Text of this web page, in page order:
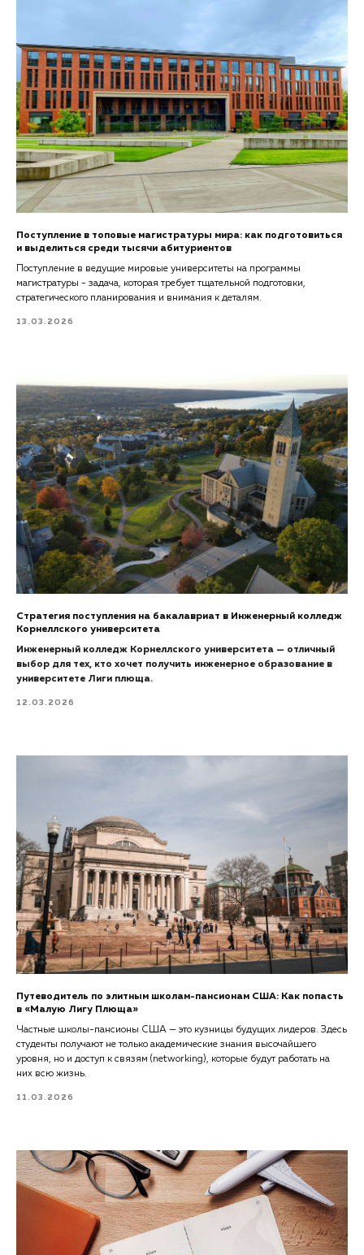
Поступление в топовые магистратуры мира: как подготовиться
и выделиться среди тысячи абитуриентов
Поступление в ведущие мировые университеты на программы
магистратуры - задача, которая требует тщательной подготовки,
стратегического планирования и внимания к деталям.
13.03.2026
Стратегия поступления на бакалавриат в Инженерный колледж
Корнеллского университета
Инженерный колледж Корнеллского университета — отличный
выбор для тех, кто хочет получить инженерное образование в
университете Лиги плюща.
12.03.2026
Путеводитель по элитным школам-пансионам США: Как попасть
в «Малую Лигу Плюща»
Частные школы-пансионы США — это кузницы будущих лидеров. Здесь
студенты получают не только академические знания высочайшего
уровня, но и доступ к связям (networking), которые будут работать на
них всю жизнь.
11.03.2026